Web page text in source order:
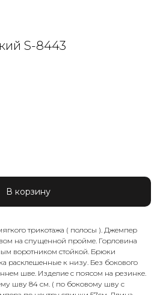
S-8443
В корзину
трикотажа ( полосы ). Джемпер
на спущенной пройме. Горловина
воротником стойкой. Брюки
расклешенные к низу. Без бокового
шве. Изделие с поясом на резинке.
шву 84 см. ( по боковому шву с